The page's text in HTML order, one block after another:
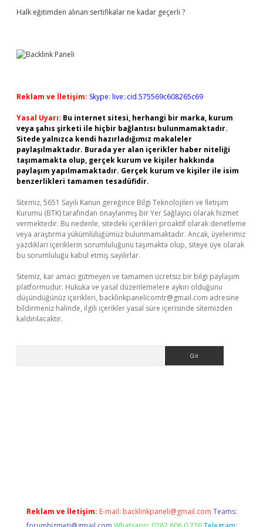
Halk eğitimden alınan sertifikalar ne kadar geçerli ?
Reklam ve İletişim: Skype: live:.cid.575569c608265c69
Yasal Uyarı: Bu internet sitesi, herhangi bir marka, kurum
veya şahıs şirketi ile hiçbir bağlantısı bulunmamaktadır.
Sitede yalnızca kendi hazırladığımız makaleler
paylaşılmaktadır. Burada yer alan içerikler haber niteliği
taşımamakta olup, gerçek kurum ve kişiler hakkında
paylaşım yapılmamaktadır. Gerçek kurum ve kişiler ile isim
benzerlikleri tamamen tesadüfidir.
Sitemiz, 5651 Sayılı Kanun gereğince Bilgi Teknolojileri ve İletişim
Kurumu (BTK) tarafından onaylanmış bir Yer Sağlayıcı olarak hizmet
vermektedir. Bu nedenle, sitedeki içerikleri proaktif olarak denetleme
veya araştırma yükümlülüğümüz bulunmamaktadır. Ancak, üyelerimiz
yazdıkları içeriklerin sorumluluğunu taşımakta olup, siteye üye olarak
bu sorumluluğu kabul etmiş sayılırlar.
Sitemiz, kar amacı gütmeyen ve tamamen ücretsiz bir bilgi paylaşım
platformudur. Hukuka ve yasal düzenlemelere aykırı olduğunu
düşündüğünüz içerikleri, backlinkpanelicomtr@gmail.com adresine
bildirmeniz halinde, ilgili içerikler yasal süre içerisinde sitemizden
kaldırılacaktır.
Reklam ve İletişim: E-mail: backlinkpaneli@gmail.com Teams: